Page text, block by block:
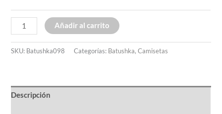
Añadir al carrito
SKU: Batushka098 Categorías: Batushka,Camisetas
Descripción